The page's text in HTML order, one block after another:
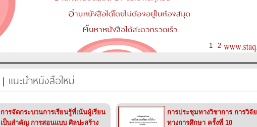
1 2
| แนะนำหนังสือใหม่
การจัดกระบวนการเรียนรู้ที่เน้นผู้เรียน
เป็นสำคัญ การสอนแบบ ศิลปะสร้าง
การประชุมทางวิชาการ การวิจัย
ทางการศึกษา ครั้งที่ 10